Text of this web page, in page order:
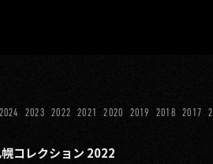
ジョブカン
ゲーム
2024 2023 2022 2021 2020 2019 2018 2017
コレクション 2022